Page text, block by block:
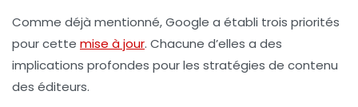
Comme déjà mentionné, Google a établi trois priorités
pour cette mise à jour. Chacune d’elles a des
implications profondes pour les stratégies de contenu
des éditeurs.